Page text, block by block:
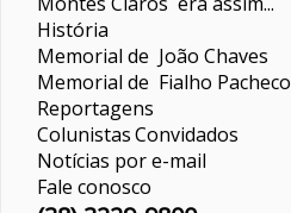
História
Memorial de João Chaves
Memorial de Fialho Pacheco
Reportagens
ColunistasConvidados
Notícias por e-mail
Fale conosco